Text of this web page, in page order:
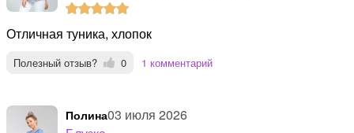
Отличная туника, хлопок
Полезный отзыв? 0 1 комментарий
Полина03 июля 2026